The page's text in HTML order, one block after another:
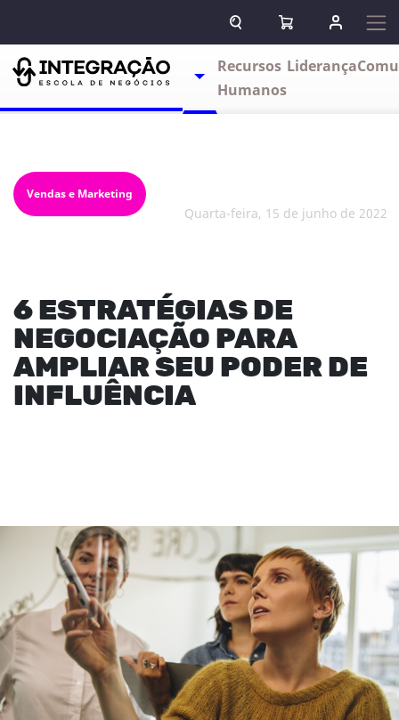
ABRIR CAMPO DE BUSCA
ABRIR CARRINHO
ENTRAR
Escolas
TOGGLE DROPDOWN
Recursos
Humanos
Liderança
Vendas e Marketing
quarta-feira, 15 de junho de 2022
6 ESTRATÉGIAS DE
NEGOCIAÇÃO PARA
AMPLIAR SEU PODER DE
INFLUÊNCIA